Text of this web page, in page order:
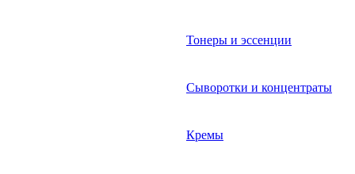
Тонеры и эссенции
Сыворотки и концентраты
Кремы